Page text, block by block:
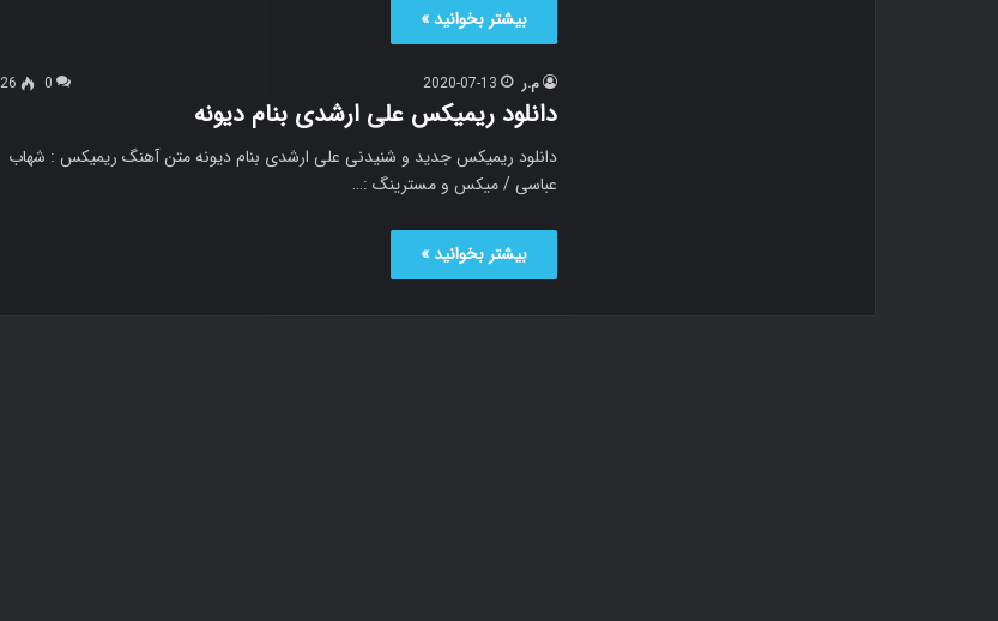
بیشتر بخوانید »
م.ر 2020-07-13
0
26
دانلود ریمیکس علی ارشدی بنام دیونه
دانلود ریمیکس جدید و شنیدنی علی ارشدی بنام دیونه متن آهنگ ریمیکس : شهاب
عباسی / میکس و مسترینگ :…
بیشتر بخوانید »